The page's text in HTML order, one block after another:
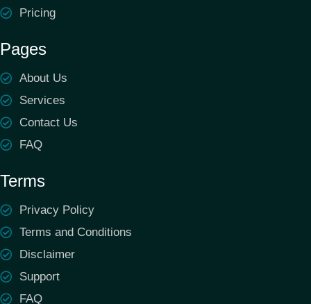
Pricing
Pages
About Us
Services
Contact Us
FAQ
Terms
Privacy Policy
Terms and Conditions
Disclaimer
Support
FAQ